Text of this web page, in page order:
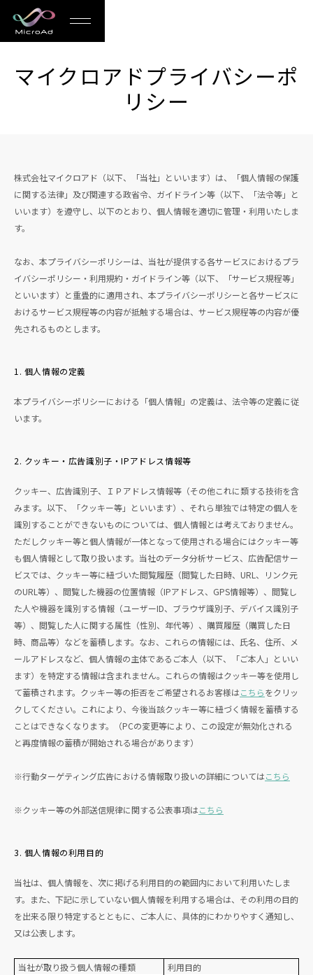
MicroAd
-
Redesigning
Life
マイクロアドプライバシーポ
リシー
株式会社マイクロアド（以下、「当社」といいます）は、「個人情報の保護
に関する法律」及び関連する政省令、ガイドライン等（以下、「法令等」と
いいます）を遵守し、以下のとおり、個人情報を適切に管理・利用いたしま
す。
なお、本プライバシーポリシーは、当社が提供する各サービスにおけるプラ
イバシーポリシー・利用規約・ガイドライン等（以下、「サービス規程等」
といいます）と重畳的に適用され、本プライバシーポリシーと各サービスに
おけるサービス規程等の内容が抵触する場合は、サービス規程等の内容が優
先されるものとします。
1. 個人情報の定義
本プライバシーポリシーにおける「個人情報」の定義は、法令等の定義に従
います。
2. クッキー・広告識別子・IPアドレス情報等
クッキー、広告識別子、ＩＰアドレス情報等（その他これに類する技術を含
みます。以下、「クッキー等」といいます）、それら単独では特定の個人を
識別することができないものについては、個人情報とは考えておりません。
ただしクッキー等と個人情報が一体となって使用される場合にはクッキー等
も個人情報として取り扱います。当社のデータ分析サービス、広告配信サー
ビスでは、クッキー等に紐づいた閲覧履歴（閲覧した日時、URL、リンク元
のURL等）、閲覧した機器の位置情報（IPアドレス、GPS情報等）、閲覧し
た人や機器を識別する情報（ユーザーID、ブラウザ識別子、デバイス識別子
等）、閲覧した人に関する属性（性別、年代等）、購買履歴（購買した日
時、商品等）などを蓄積します。なお、これらの情報には、氏名、住所、メ
ールアドレスなど、個人情報の主体であるご本人（以下、「ご本人」といい
ます）を特定する情報は含まれません。これらの情報はクッキー等を使用し
て蓄積されます。クッキー等の拒否をご希望されるお客様はこちらをクリッ
クしてください。これにより、今後当該クッキー等に紐づく情報を蓄積する
ことはできなくなります。（PCの変更等により、この設定が無効化される
と再度情報の蓄積が開始される場合があります）
※行動ターゲティング広告における情報取り扱いの詳細についてはこちら
※クッキー等の外部送信規律に関する公表事項はこちら
3. 個人情報の利用目的
当社は、個人情報を、次に掲げる利用目的の範囲内において利用いたしま
す。また、下記に示していない個人情報を利用する場合は、その利用の目的
を出来る限り特定するとともに、ご本人に、具体的にわかりやすく通知し、
又は公表します。
当社が取り扱う個人情報の種類
利用目的